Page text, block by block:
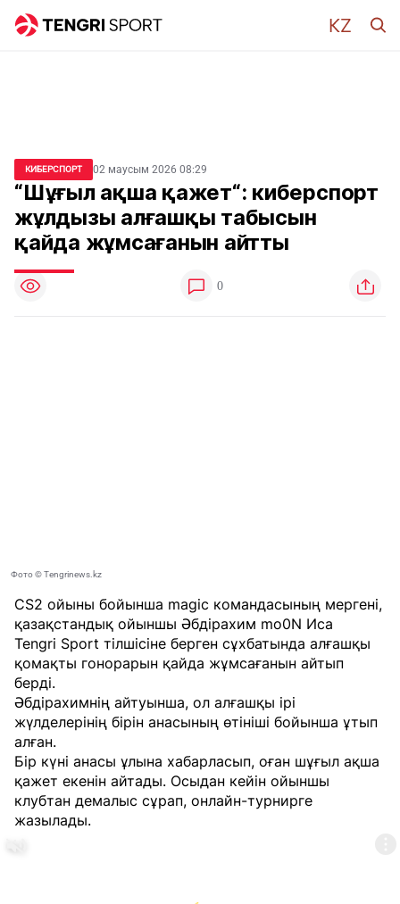
КИБЕРСПОРТ 02 маусым 2026 08:29
“Шұғыл ақша қажет“: киберспорт
жұлдызы алғашқы табысын
қайда жұмсағанын айтты
0
Фото © Tengrinews.kz
CS2 ойыны бойынша magic командасының мергені,
қазақстандық ойыншы Әбдірахим mo0N Иса
Tengri Sport тілшісіне берген сұхбатында алғашқы
қомақты гонорарын қайда жұмсағанын айтып
берді.
Әбдірахимнің айтуынша, ол алғашқы ірі
жүлделерінің бірін анасының өтініші бойынша ұтып
алған.
Бір күні анасы ұлына хабарласып, оған шұғыл ақша
қажет екенін айтады. Осыдан кейін ойыншы
клубтан демалыс сұрап, онлайн-турнирге
жазылады.